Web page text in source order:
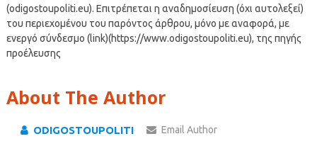
(odigostoupoliti.eu). Επιτρέπεται η αναδημοσίευση (όχι αυτολεξεί)
του περιεχομένου του παρόντος άρθρου, μόνο με αναφορά, με
ενεργό σύνδεσμο (link)(https://www.odigostoupoliti.eu), της πηγής
προέλευσης
About The Author
ODIGOSTOUPOLITI Email Author